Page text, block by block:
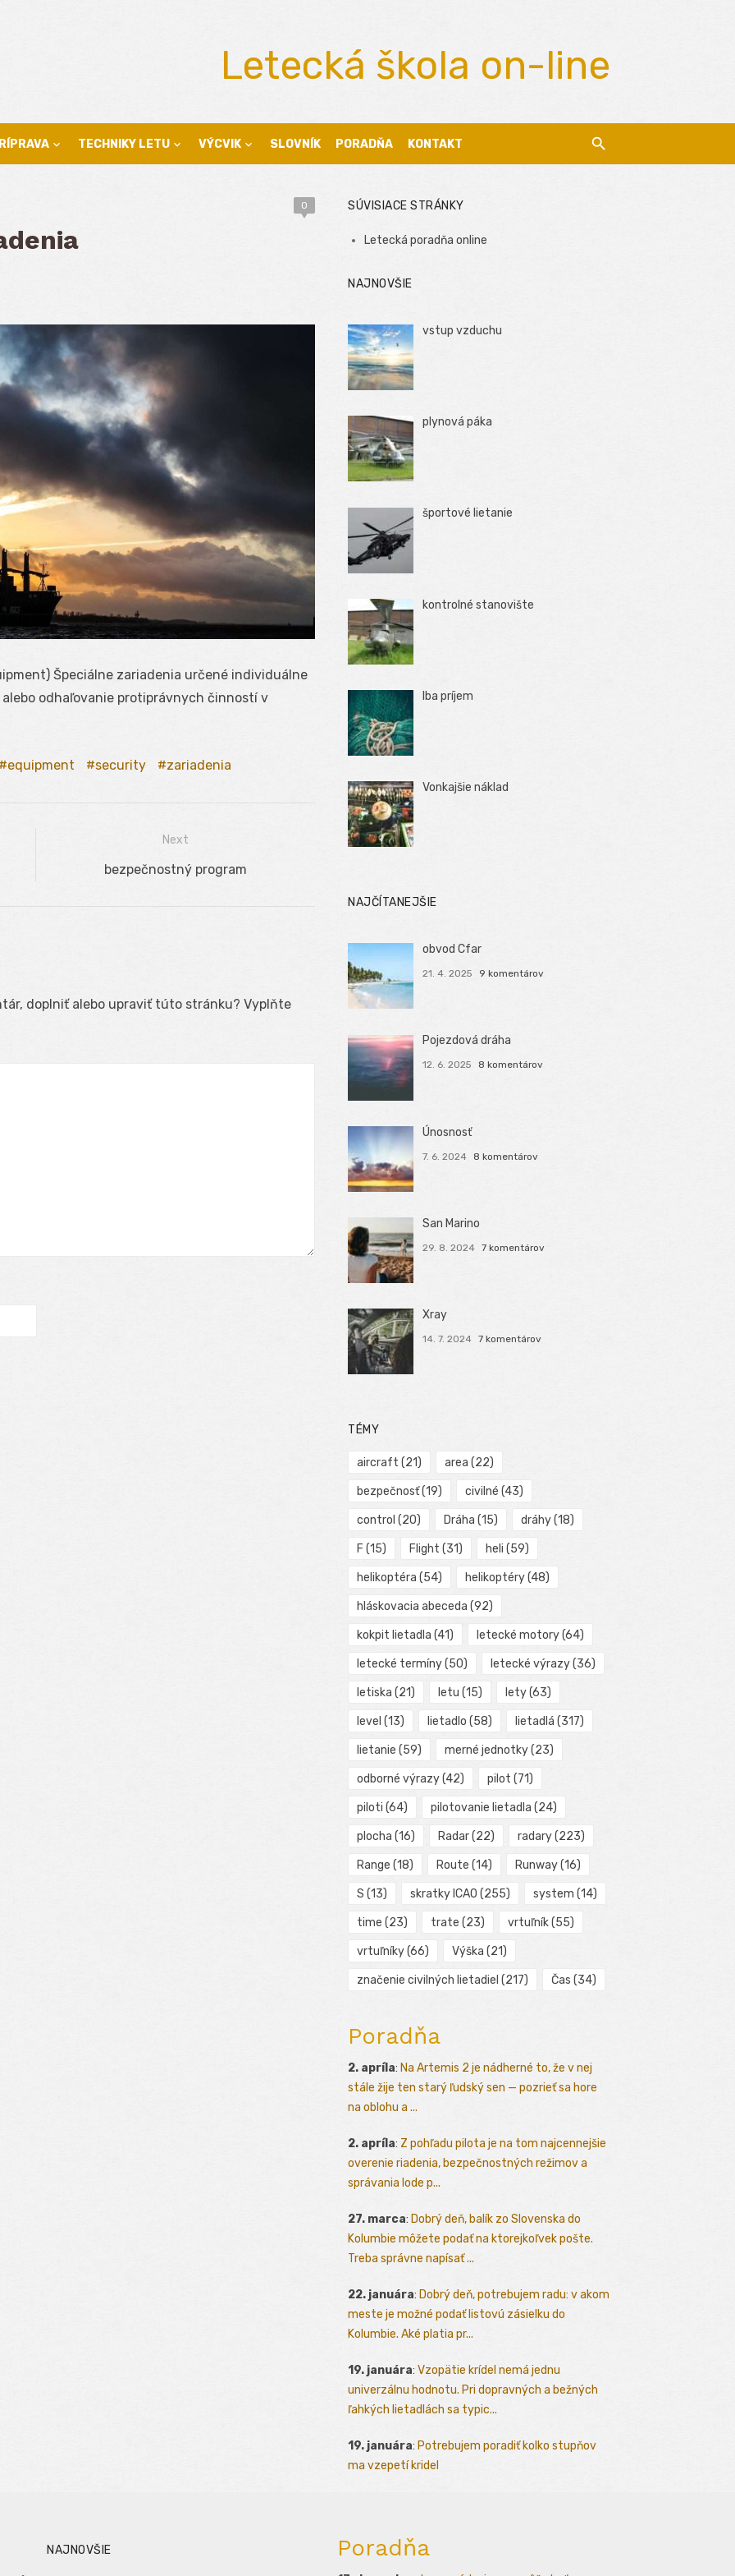
Letecká škola on-line
TECHNIKY LETU VÝCVIK SLOVNÍK PORADŇA KONTAKT
0
Špeciálne zariadenia určené individuálne
odhaľovanie protiprávnych činností v
equipment security zariadenia
Next
Next
bezpečnostný program
doplniť alebo upraviť túto stránku? Vyplňte
SÚVISIACE STRÁNKY
Letecká poradňa online
NAJNOVŠIE
vstup vzduchu
plynová páka
športové lietanie
kontrolné stanovište
Iba príjem
Vonkajšie náklad
NAJČÍTANEJŠIE
obvod Cfar
21. 4. 2025 9 komentárov
Pojezdová dráha
12. 6. 2025 8 komentárov
Únosnosť
7. 6. 2024 8 komentárov
San Marino
29. 8. 2024 7 komentárov
Xray
14. 7. 2024 7 komentárov
TÉMY
aircraft (21) area (22)
bezpečnosť(19) civilné (43)
control (20) Dráha (15) dráhy(18)
F (15) Flight (31) heli (59)
helikoptéra (54) helikoptéry(48)
hláskovacia abeceda (92)
kokpit lietadla (41) letecké motory(64)
letecké termíny(50) letecké výrazy(36)
letiska (21) letu (15) lety(63)
level (13) lietadlo (58) lietadlá (317)
lietanie (59) merné jednotky(23)
odborné výrazy(42) pilot (71)
piloti (64) pilotovanie lietadla (24)
plocha (16) Radar(22) radary(223)
Range (18) Route (14) Runway(16)
S (13) skratky ICAO (255) system (14)
time (23) trate (23) vrtuľník(55)
vrtuľníky(66) Výška (21)
značenie civilných lietadiel (217) Čas (34)
Poradňa
2. apríla: Na Artemis 2 je nádherné to, že v nej
stále žije ten starý ľudský sen — pozrieť sa hore
na oblohu a ...
2. apríla: Z pohľadu pilota je na tom najcennejšie
overenie riadenia, bezpečnostných režimov a
správania lode p...
27. marca: Dobrý deň, balík zo Slovenska do
Kolumbie môžete podať na ktorejkoľvek pošte.
Treba správne napísať ...
22. januára: Dobrý deň, potrebujem radu: v akom
meste je možné podať listovú zásielku do
Kolumbie. Aké platia pr...
19. januára: Vzopätie krídel nemá jednu
univerzálnu hodnotu. Pri dopravných a bežných
ľahkých lietadlách sa typic...
19. januára: Potrebujem poradiť kolko stupňov
ma vzepetí kridel
NAJNOVŠIE Poradňa